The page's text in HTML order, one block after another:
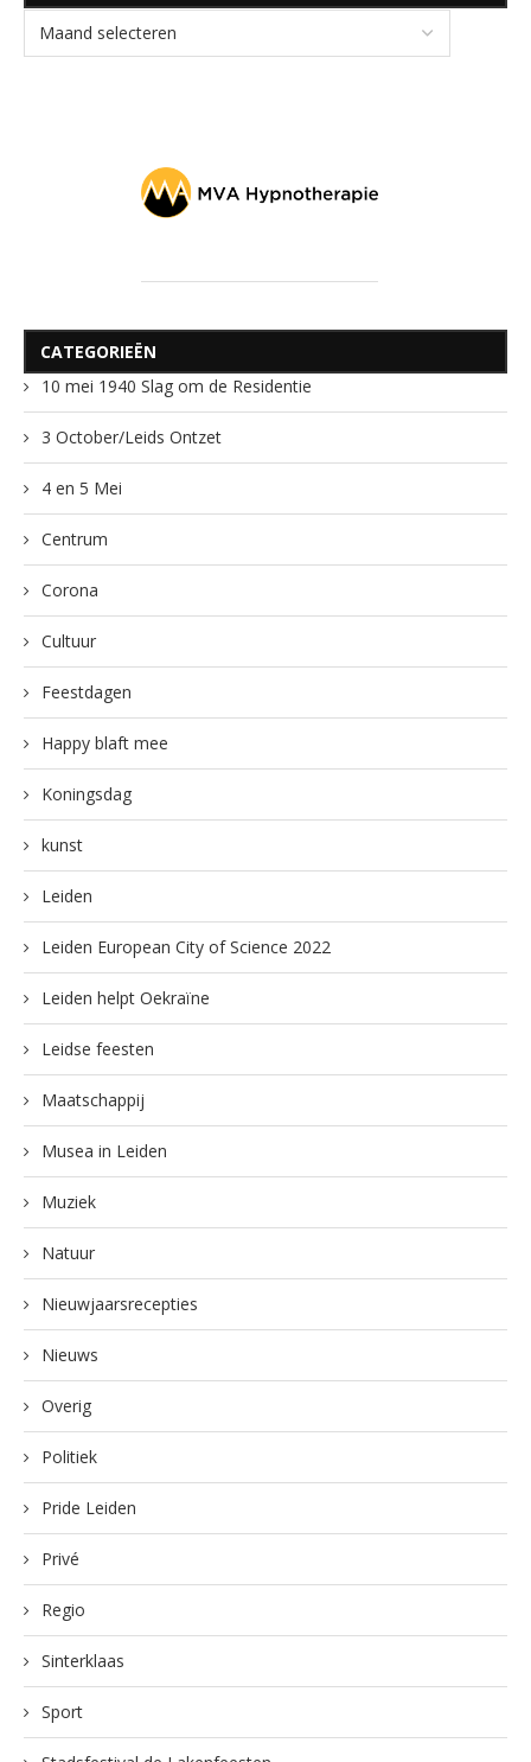
CATEGORIEËN
10 mei 1940 Slag om de Residentie
3 October/Leids Ontzet
4 en 5 Mei
Centrum
Corona
Cultuur
Feestdagen
Happy blaft mee
Koningsdag
kunst
Leiden
Leiden European City of Science 2022
Leiden helpt Oekraïne
Leidse feesten
Maatschappij
Musea in Leiden
Muziek
Natuur
Nieuwjaarsrecepties
Nieuws
Overig
Politiek
Pride Leiden
Privé
Regio
Sinterklaas
Sport